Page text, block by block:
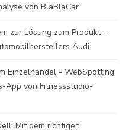
von BlaBlaCar
zur Lösung zum Produkt -
Audi
Einzelhandel - WebSpotting
App von Fitnessstudio-
Mit dem richtigen